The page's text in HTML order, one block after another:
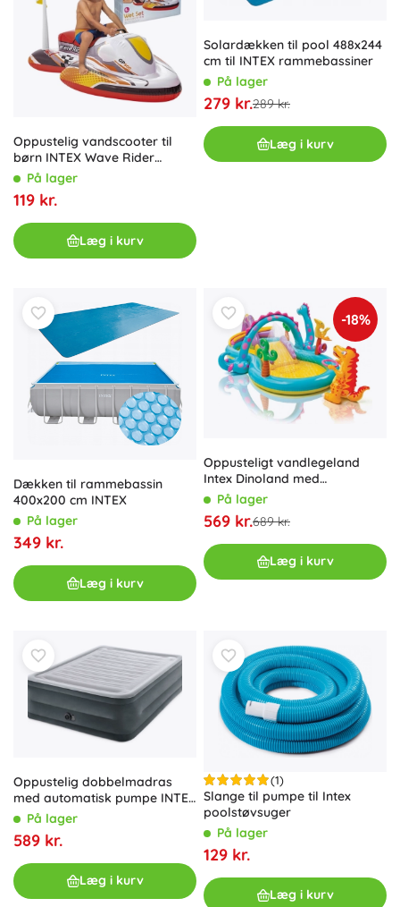
Oppustelig vandscooter til
børn INTEX Wave Rider
GP500
På lager
119 kr.
Læg i kurv
Solardækken til pool 488x244
cm til INTEX rammebassiner
På lager
279 kr.289 kr.
Læg i kurv
Dækken til rammebassin
400x200 cm INTEX
På lager
349 kr.
Læg i kurv
-18%
Oppusteligt vandlegeland
Intex Dinoland med
rutsjebane og springvand
På lager
569 kr.689 kr.
Læg i kurv
Oppustelig dobbelmadras
med automatisk pumpe INTEX
203 × 152 × 56 cm
På lager
589 kr.
Læg i kurv
(1)
Slange til pumpe til Intex
poolstøvsuger
På lager
129 kr.
Læg i kurv